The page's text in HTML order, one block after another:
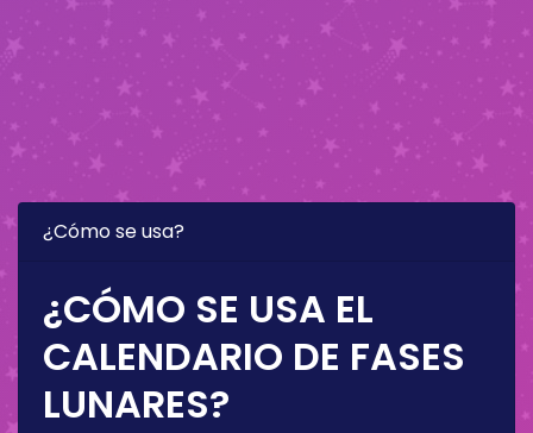
¿Cómo se usa?
¿CÓMO SE USA EL
CALENDARIO DE FASES
LUNARES?